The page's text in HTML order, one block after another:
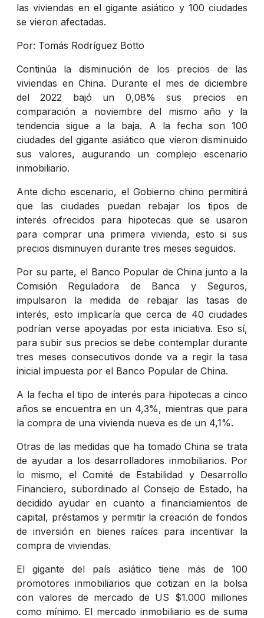
las viviendas en el gigante asiático y 100 ciudades
se vieron afectadas.
Por: Tomás Rodríguez Botto
Continúa la disminución de los precios de las
viviendas en China. Durante el mes de diciembre
del 2022 bajó un 0,08% sus precios en
comparación a noviembre del mismo año y la
tendencia sigue a la baja. A la fecha son 100
ciudades del gigante asiático que vieron disminuido
sus valores, augurando un complejo escenario
inmobiliario.
Ante dicho escenario, el Gobierno chino permitirá
que las ciudades puedan rebajar los tipos de
interés ofrecidos para hipotecas que se usaron
para comprar una primera vivienda, esto si sus
precios disminuyen durante tres meses seguidos.
Por su parte, el Banco Popular de China junto a la
Comisión Reguladora de Banca y Seguros,
impulsaron la medida de rebajar las tasas de
interés, esto implicaría que cerca de 40 ciudades
podrían verse apoyadas por esta iniciativa. Eso sí,
para subir sus precios se debe contemplar durante
tres meses consecutivos donde va a regir la tasa
inicial impuesta por el Banco Popular de China.
A la fecha el tipo de interés para hipotecas a cinco
años se encuentra en un 4,3%, mientras que para
la compra de una vivienda nueva es de un 4,1%.
Otras de las medidas que ha tomado China se trata
de ayudar a los desarrolladores inmobiliarios. Por
lo mismo, el Comité de Estabilidad y Desarrollo
Financiero, subordinado al Consejo de Estado, ha
decidido ayudar en cuanto a financiamientos de
capital, préstamos y permitir la creación de fondos
de inversión en bienes raíces para incentivar la
compra de viviendas.
El gigante del país asiático tiene más de 100
promotores inmobiliarios que cotizan en la bolsa
con valores de mercado de US $1.000 millones
como mínimo. El mercado inmobiliario es de suma